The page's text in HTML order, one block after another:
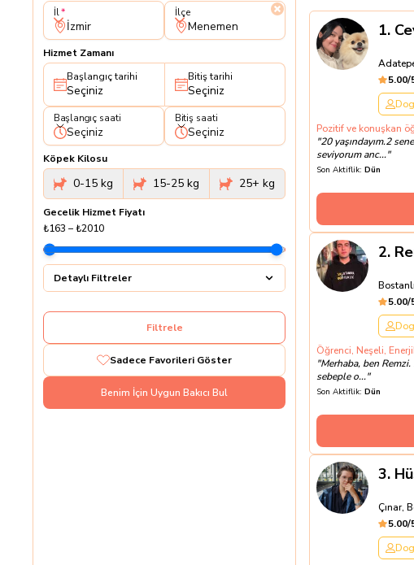
İl İl
İzmir
İlçeİlçe
Menemen
Hizmet Zamanı
Başlangıç tarihi
Seçiniz
Bitiş tarihi
Seçiniz
Başlangıç saati
Başlangıç saati
Seçiniz
Bitiş saati
Bitiş saati
Seçiniz
Köpek Kilosu
0-15 kg 15-25 kg 25+ kg
Gecelik Hizmet Fiyatı
₺163 –₺2010
Detaylı Filtreler
Filtrele
Sadece Favorileri Göster
Benim İçin Uygun Bakıcı Bul
1.
5.00/
Pozitif ve konuşkan
"20 yaşındayım.2
seviyorum anc..."
Son Aktiflik: Dün
2.
5.00/
Öğrenci, Neşeli,
"Merhaba, ben Remzi.
sebeple o..."
Son Aktiflik: Dün
3.
Çınar,
5.00/